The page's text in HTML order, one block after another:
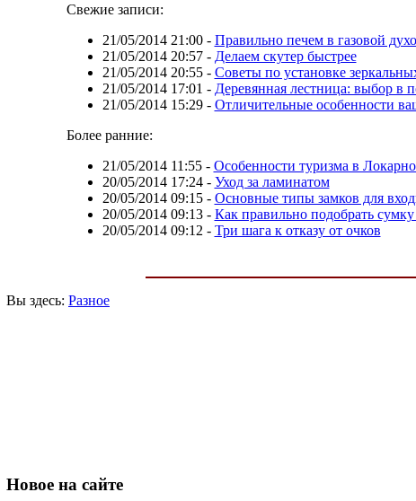
Свежие записи:
21/05/2014 21:00- Правильно печем в газовой
21/05/2014 20:57- Делаем скутер быстрее
21/05/2014 20:55- Советы по установке
21/05/2014 17:01 - Деревянная лестница: выбор в
21/05/2014 15:29- Отличительные особенности
Более ранние:
21/05/2014 11:55- Особенности туризма в
20/05/2014 17:24- Уход за ламинатом
20/05/2014 09:15- Основные типы замков для
20/05/2014 09:13- Как правильно подобрать сумку
20/05/2014 09:12 - Три шага к отказу от очков
Вы здесь: Разное
Новое на сайте